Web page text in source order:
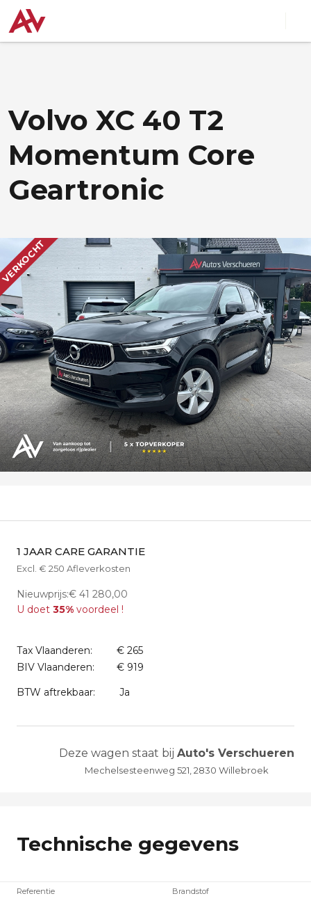
Volvo XC 40 T2
Momentum Core
Geartronic
VERKOCHT
1 JAAR CARE GARANTIE
Excl. € 250 Afleverkosten
Nieuwprijs:€ 41 280,00
U doet 35% voordeel !
Tax Vlaanderen:
€ 265
BIV Vlaanderen:
€ 919
BTW aftrekbaar:
Ja
Deze wagen staat bij Auto's Verschueren
Mechelsesteenweg 521, 2830 Willebroek
Technische gegevens
Referentie Brandstof